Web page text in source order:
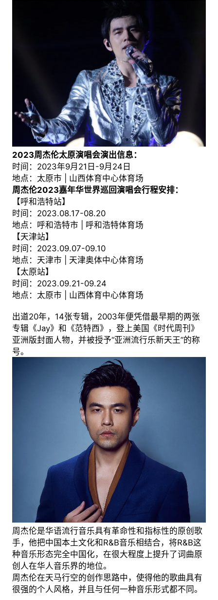
2023周杰伦太原演唱会演出信息：
时间：2023年9月21日-9月24日
地点：太原市 | 山西体育中心体育场
周杰伦2023嘉年华世界巡回演唱会行程安排：
【呼和浩特站】
时间：2023.08.17-08.20
地点：呼和浩特市 | 呼和浩特体育场
【天津站】
时间：2023.09.07-09.10
地点：天津市 | 天津奥体中心体育场
【太原站】
时间：2023.09.21-09.24
地点：太原市 | 山西体育中心体育场
出道20年，14张专辑，2003年便凭借最早期的两张
专辑《Jay》和《范特西》，登上美国《时代周刊》
亚洲版封面人物，并被授予“亚洲流行乐新天王”的称
号。
周杰伦是华语流行音乐具有革命性和指标性的原创歌
手，他把中国本土文化和R&B音乐相结合，将R&B这
种音乐形态完全中国化，在很大程度上提升了词曲原
创人在华人音乐界的地位。
周杰伦在天马行空的创作思路中，使得他的歌曲具有
很强的个人风格，并且与任何一种音乐形式都不同。